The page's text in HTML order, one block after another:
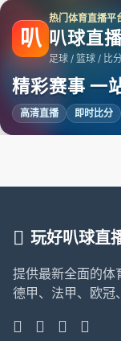
叭
热门体育直播平
叭球直
足球 / 篮球 / 比
精彩赛事 一
高清直播 即时比分
玩好叭球直
提供最新全面的体
德甲、法甲、欧冠